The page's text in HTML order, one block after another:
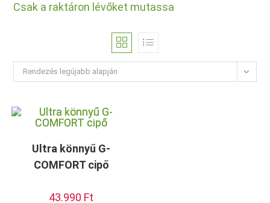
Csak a raktáron lévőket mutassa
Rendezés legújabb alapján
Ultra könnyű G-
COMFORT cipő
43.990 Ft